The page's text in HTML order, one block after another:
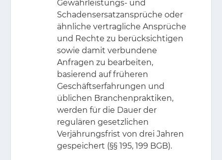
Gewährleistungs- und
Schadensersatzansprüche oder
ähnliche vertragliche Ansprüche
und Rechte zu berücksichtigen
sowie damit verbundene
Anfragen zu bearbeiten,
basierend auf früheren
Geschäftserfahrungen und
üblichen Branchenpraktiken,
werden für die Dauer der
regulären gesetzlichen
Verjährungsfrist von drei Jahren
gespeichert (§§ 195, 199 BGB).